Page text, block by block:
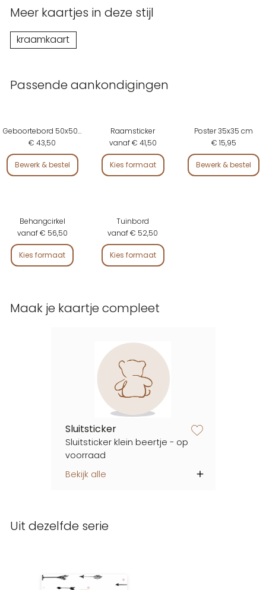
Meer kaartjes in deze stijl
kraamkaart
Maak je kaartje compleet
Sluitsticker
Sluitsticker klein beertje - op
voorraad
Bekijk alle
Passende aankondigingen
Geboortebord 50x50 cm
€ 43,50
Bewerk & bestel
Raamsticker
vanaf € 41,50
Kies formaat
Poster 35x35 cm
€ 15,95
Bewerk & bestel
Behangcirkel
vanaf € 56,50
Kies formaat
Tuinbord
vanaf € 52,50
Kies formaat
Uit dezelfde serie